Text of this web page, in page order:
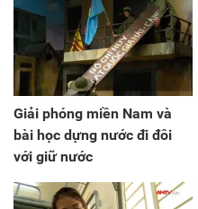
Giải phóng miền Nam và
bài học dựng nước đi đôi
với giữ nước